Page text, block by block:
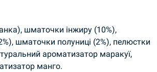
шматочки інжиру (10%),
шматочки полуниці (2%), пелюстки
ароматизатор маракуї,
манго.